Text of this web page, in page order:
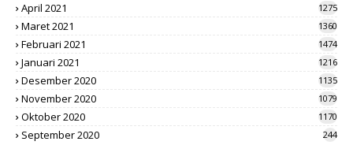
April 2021 1275
Maret 2021 1360
Februari 2021 1474
Januari 2021 1216
Desember 2020 1135
November 2020 1079
Oktober 2020 1170
September 2020 244